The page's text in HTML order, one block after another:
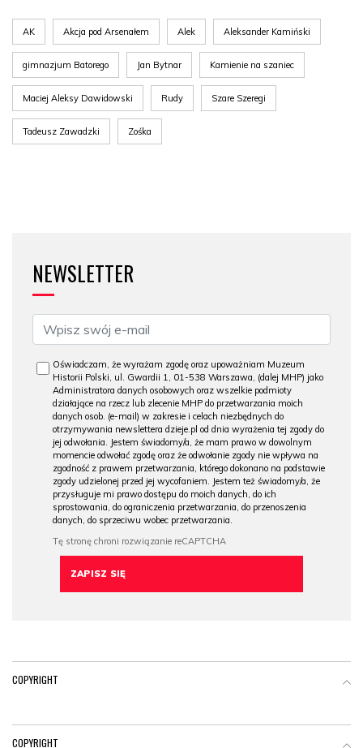
AK Akcja pod Arsenałem Alek Aleksander Kamiński
gimnazjum Batorego Jan Bytnar Kamienie na szaniec
Maciej Aleksy Dawidowski Rudy Szare Szeregi
Tadeusz Zawadzki Zośka
NEWSLETTER
Oświadczam, że wyrażam zgodę oraz upoważniam Muzeum
Historii Polski, ul. Gwardii 1, 01-538 Warszawa, (dalej MHP) jako
Administratora danych osobowych oraz wszelkie podmioty
działające na rzecz lub zlecenie MHP do przetwarzania moich
danych osob. (e-mail) w zakresie i celach niezbędnych do
otrzymywania newslettera dzieje.pl od dnia wyrażenia tej zgody do
jej odwołania. Jestem świadomy/a, że mam prawo w dowolnym
momencie odwołać zgodę oraz że odwołanie zgody nie wpływa na
zgodność z prawem przetwarzania, którego dokonano na podstawie
zgody udzielonej przed jej wycofaniem. Jestem też świadomy/a, że
przysługuje mi prawo dostępu do moich danych, do ich
sprostowania, do ograniczenia przetwarzania, do przenoszenia
danych, do sprzeciwu wobec przetwarzania.
COPYRIGHT
COPYRIGHT